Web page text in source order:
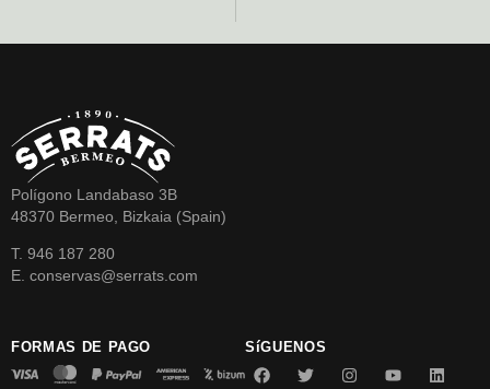
Polígono Landabaso 3B
48370 Bermeo, Bizkaia (Spain)
T. 946 187 280
E. conservas@serrats.com
FORMAS DE PAGO SíGUENOS